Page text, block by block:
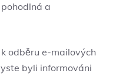
a
odběru e-mailových
byli informováni